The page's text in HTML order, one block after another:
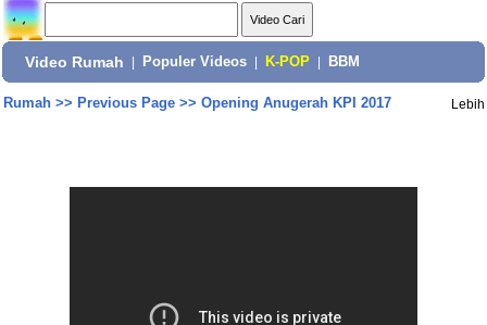
Video Rumah Populer Videos K-POP BBM
Rumah>> Previous Page>> Opening Anugerah KPI 2017 Lebih